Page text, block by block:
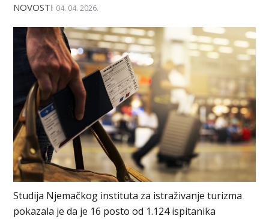
NOVOSTI 04. 04. 2026.
Studija Njemačkog instituta za istraživanje turizma
pokazala je da je 16 posto od 1.124 ispitanika